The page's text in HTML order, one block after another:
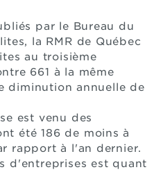
par le Bureau du
la RMR de Québec
au troisième
661 à la même
diminution annuelle de
est venu des
été 186 de moins à
rapport à l'an dernier.
d'entreprises est quant